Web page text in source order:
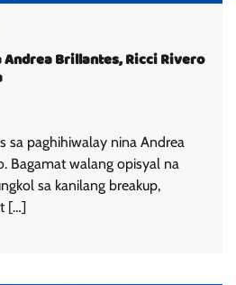
Brillantes, Ricci Rivero
sa paghihiwalay nina Andrea
Bagamat walang opisyal na
sa kanilang breakup,
[…]